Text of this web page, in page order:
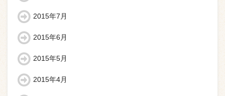
2015年7月
2015年6月
2015年5月
2015年4月